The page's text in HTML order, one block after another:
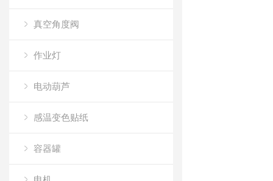
真空角度阀
作业灯
电动葫芦
感温变色贴纸
容器罐